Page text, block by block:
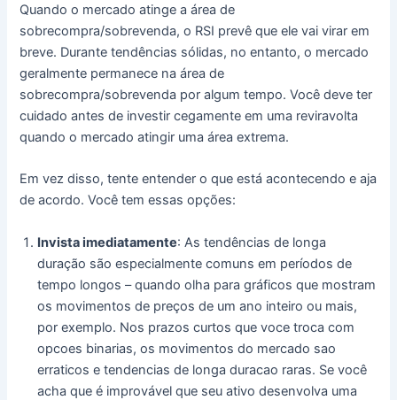
Quando o mercado atinge a área de
sobrecompra/sobrevenda, o RSI prevê que ele vai virar em
breve. Durante tendências sólidas, no entanto, o mercado
geralmente permanece na área de
sobrecompra/sobrevenda por algum tempo. Você deve ter
cuidado antes de investir cegamente em uma reviravolta
quando o mercado atingir uma área extrema.
Em vez disso, tente entender o que está acontecendo e aja
de acordo. Você tem essas opções:
Invista imediatamente: As tendências de longa
duração são especialmente comuns em períodos de
tempo longos – quando olha para gráficos que mostram
os movimentos de preços de um ano inteiro ou mais,
por exemplo. Nos prazos curtos que voce troca com
opcoes binarias, os movimentos do mercado sao
erraticos e tendencias de longa duracao raras. Se você
acha que é improvável que seu ativo desenvolva uma